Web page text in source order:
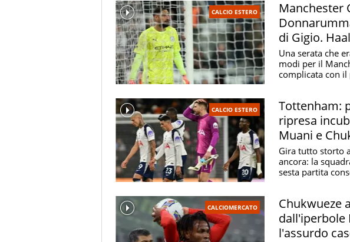
CALCIO ESTERO
Manchester
di Gigio.
confusione
Una serata che
modi per il
complicata con
CALCIO ESTERO
Tottenham:
ripresa
Muani e
Gira tutto storto
ancora: la
sesta partita
CALCIOMERCATO
Chukwueze
dall'iperbole
l'assurdo